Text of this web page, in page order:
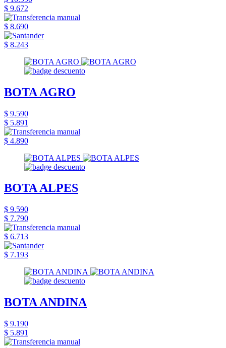
$ 9.672
$ 8.690
$ 8.243
BOTA AGRO
$ 9.590
$ 5.891
$ 4.890
BOTA ALPES
$ 9.590
$ 7.790
$ 6.713
$ 7.193
BOTA ANDINA
$ 9.190
$ 5.891